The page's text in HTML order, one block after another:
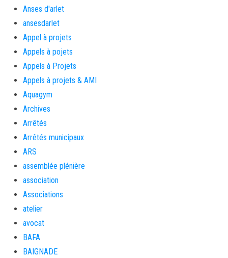
Anses d'arlet
ansesdarlet
Appel à projets
Appels à pojets
Appels à Projets
Appels à projets & AMI
Aquagym
Archives
Arrêtés
Arrêtés municipaux
ARS
assemblée plénière
association
Associations
atelier
avocat
BAFA
BAIGNADE